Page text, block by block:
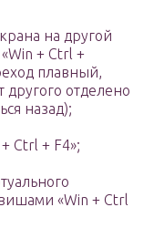
на другой
+ Ctrl +
плавный,
другого отделено
назад);
Ctrl + F4»;
«Win + Ctrl